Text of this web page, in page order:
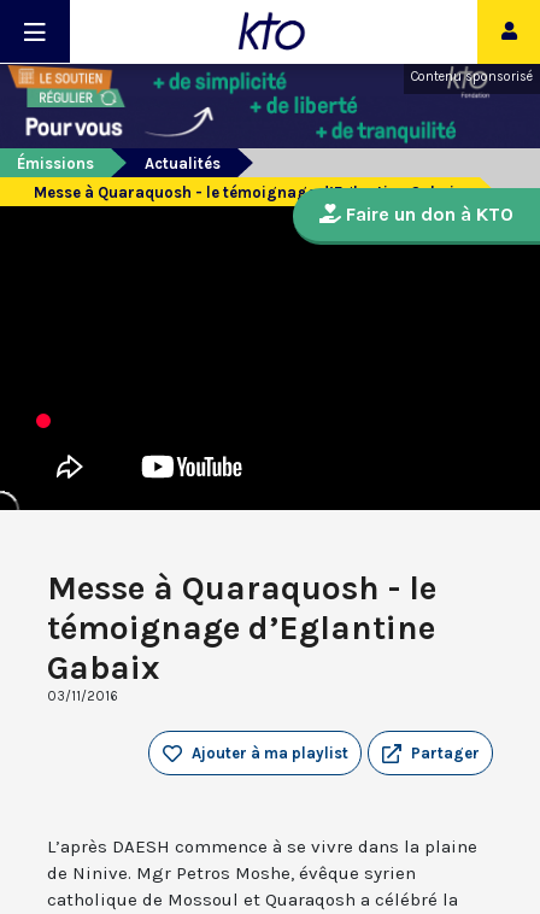
Contenu sponsorisé
Émissions
Actualités
Messe à Quaraquosh - le témoignage d’Eglantine Gabaix
Messe à Quaraquosh - le
témoignage d’Eglantine
Gabaix
03/11/2016
Partager
Ajouter à ma playlist
L’après DAESH commence à se vivre dans la plaine
de Ninive. Mgr Petros Moshe, évêque syrien
catholique de Mossoul et Quaraqosh a célébré la
Faire un don à KTO